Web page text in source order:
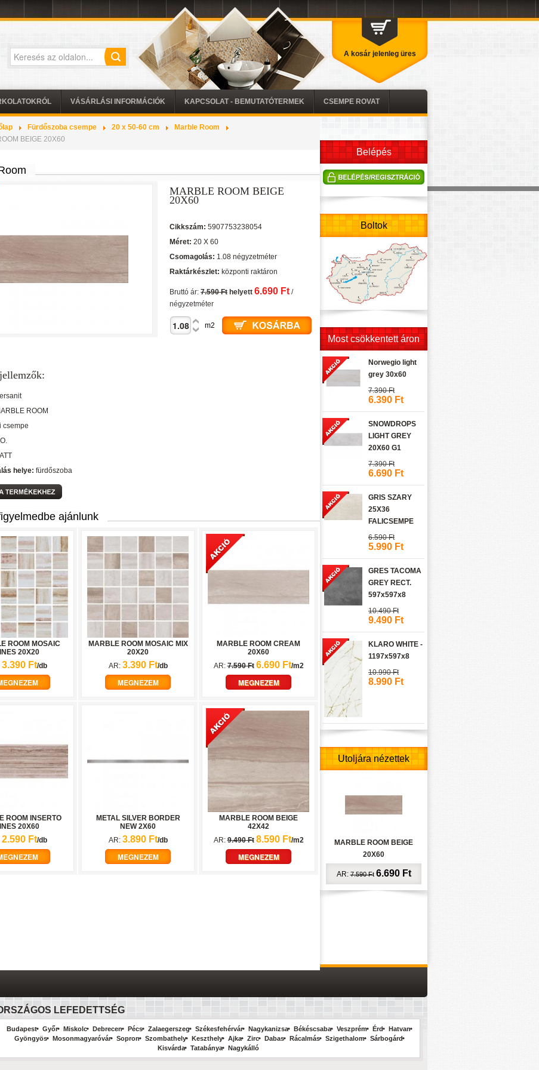
A kosár jelenleg üres
VÁSÁRLÁSI INFORMÁCIÓK KAPCSOLAT - BEMUTATÓTERMEK CSEMPE ROVAT
Fürdőszoba csempe 20 x 50-60 cm
Marble Room
BEIGE 20X60
MARBLE ROOM BEIGE
20X60
Cikkszám: 5907753238054
Méret: 20 X 60
Csomagolás: 1.08 négyzetméter
Raktárkészlet: központi raktáron
Bruttó ár: 7.590 Ft helyett 6.690 Ft/
négyzetméter
m2
ROOM
csempe
helye: fürdőszoba
ajánlunk
ROOM MOSAIC
20X20
3.390 Ft/db
MARBLE ROOM MOSAIC MIX
20X20
AR: 3.390 Ft/db
MEGNEZEM
MARBLE ROOM CREAM
20X60
AR: 7.590 Ft 6.690 Ft/m2
MEGNEZEM
ROOM INSERTO
20X60
2.590 Ft/db
METAL SILVER BORDER
NEW 2X60
AR: 3.890 Ft/db
MEGNEZEM
MARBLE ROOM BEIGE
42X42
AR: 9.490 Ft 8.590 Ft/m2
MEGNEZEM
Belépés
Boltok
Most csökkentett áron
Norwegio light
grey 30x60
7.390 Ft
6.390 Ft
SNOWDROPS
LIGHT GREY
20X60 G1
7.390 Ft
6.690 Ft
GRIS SZARY
25X36
FALICSEMPE
6.590 Ft
5.990 Ft
GRES TACOMA
GREY RECT.
597x597x8
10.490 Ft
9.490 Ft
KLARO WHITE -
1197x597x8
10.990 Ft
8.990 Ft
Utoljára nézettek
MARBLE ROOM BEIGE
20X60
AR: 7.590 Ft 6.690 Ft
LEFEDETTSÉG
Budapest Győr Miskolc Debrecen Pécs Zalaegerszeg Székesfehérvár Nagykanizsa Békéscsaba Veszprém Érd
Hatvan
Gyöngyös
Mosonmagyaróvár Sopron Szombathely Keszthely Ajka Zirc Dabas Rácalmás Szigethalom
Sárbogárd
Kisvárda
Tatabánya Nagykálló